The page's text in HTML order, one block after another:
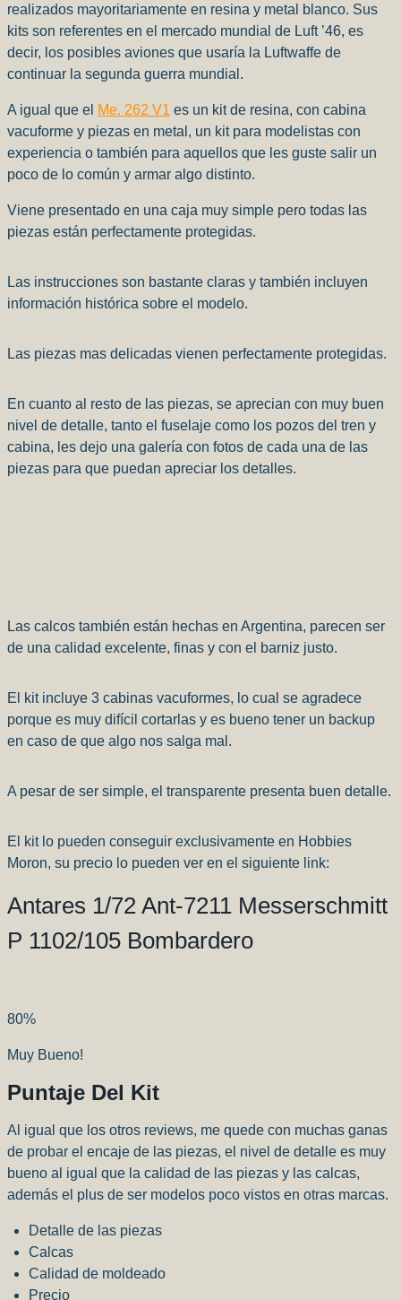
realizados mayoritariamente en resina y metal blanco. Sus
kits son referentes en el mercado mundial de Luft ’46, es
decir, los posibles aviones que usaría la Luftwaffe de
continuar la segunda guerra mundial.
A igual que el Me. 262 V1 es un kit de resina, con cabina
vacuforme y piezas en metal, un kit para modelistas con
experiencia o también para aquellos que les guste salir un
poco de lo común y armar algo distinto.
Viene presentado en una caja muy simple pero todas las
piezas están perfectamente protegidas.
Las instrucciones son bastante claras y también incluyen
información histórica sobre el modelo.
Las piezas mas delicadas vienen perfectamente protegidas.
En cuanto al resto de las piezas, se aprecian con muy buen
nivel de detalle, tanto el fuselaje como los pozos del tren y
cabina, les dejo una galería con fotos de cada una de las
piezas para que puedan apreciar los detalles.
Las calcos también están hechas en Argentina, parecen ser
de una calidad excelente, finas y con el barniz justo.
El kit incluye 3 cabinas vacuformes, lo cual se agradece
porque es muy difícil cortarlas y es bueno tener un backup
en caso de que algo nos salga mal.
A pesar de ser simple, el transparente presenta buen detalle.
El kit lo pueden conseguir exclusivamente en Hobbies
Moron, su precio lo pueden ver en el siguiente link:
Antares 1/72 Ant-7211 Messerschmitt
P 1102/105 Bombardero
80%
Muy Bueno!
Puntaje Del Kit
Al igual que los otros reviews, me quede con muchas ganas
de probar el encaje de las piezas, el nivel de detalle es muy
bueno al igual que la calidad de las piezas y las calcas,
además el plus de ser modelos poco vistos en otras marcas.
Detalle de las piezas
Calcas
Calidad de moldeado
Precio